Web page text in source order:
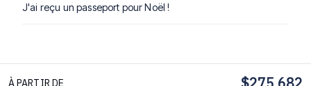
J'ai reçu un passeport pour Noël !
À PARTIR DE